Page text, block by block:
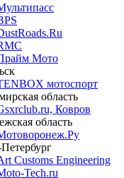
Мото
мотоспорт
область
Ковров
область
Customs Engineering
Tech.ru